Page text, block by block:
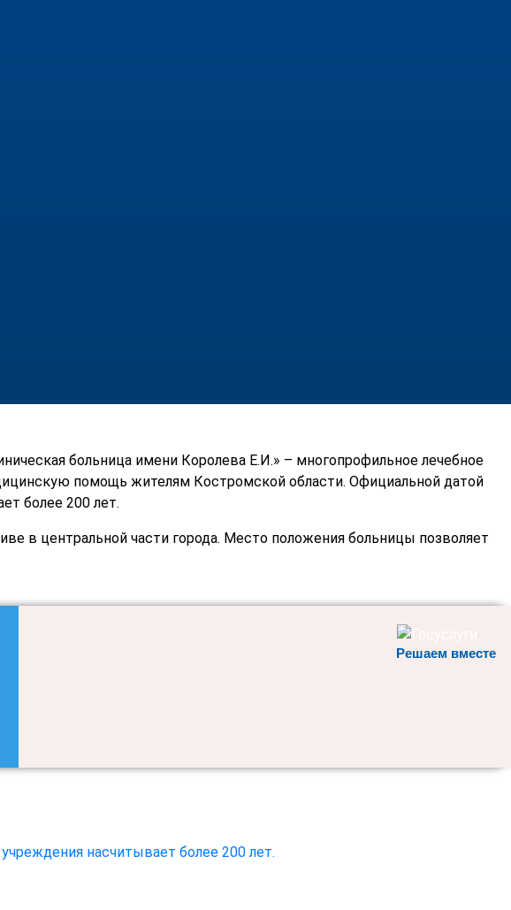
больница имени Королева Е.И.» – многопрофильное лечебное
помощь жителям Костромской области. Официальной датой
более 200 лет.
в центральной части города. Место положения больницы позволяет
Решаем вместе
насчитывает более 200 лет.